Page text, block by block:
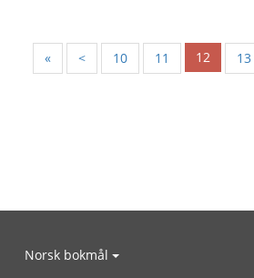
« < 10 11 12 13
Norsk bokmål